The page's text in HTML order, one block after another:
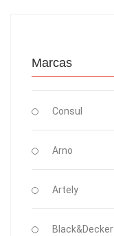
Marcas
Consul
Arno
Artely
Black&Decker